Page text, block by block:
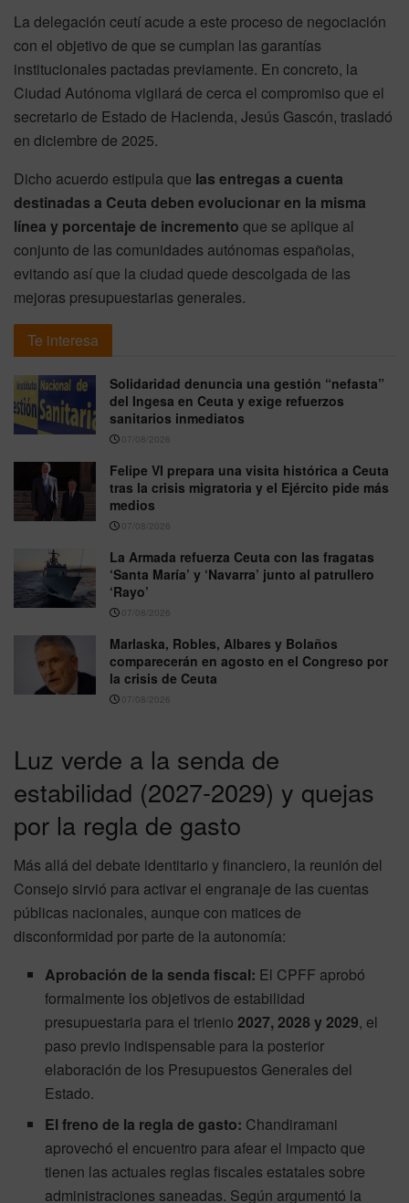
La delegación ceutí acude a este proceso de negociación
con el objetivo de que se cumplan las garantías
institucionales pactadas previamente. En concreto, la
Ciudad Autónoma vigilará de cerca el compromiso que el
secretario de Estado de Hacienda, Jesús Gascón, trasladó
en diciembre de 2025.
Dicho acuerdo estipula que las entregas a cuenta
destinadas a Ceuta deben evolucionar en la misma
línea y porcentaje de incremento que se aplique al
conjunto de las comunidades autónomas españolas,
evitando así que la ciudad quede descolgada de las
mejoras presupuestarias generales.
Te interesa
Solidaridad denuncia una gestión “nefasta”
del Ingesa en Ceuta y exige refuerzos
sanitarios inmediatos
07/08/2026
Felipe VI prepara una visita histórica a Ceuta
tras la crisis migratoria y el Ejército pide más
medios
07/08/2026
La Armada refuerza Ceuta con las fragatas
‘Santa María’ y ‘Navarra’ junto al patrullero
‘Rayo’
07/08/2026
Marlaska, Robles, Albares y Bolaños
comparecerán en agosto en el Congreso por
la crisis de Ceuta
07/08/2026
Luz verde a la senda de
estabilidad (2027-2029) y quejas
por la regla de gasto
Más allá del debate identitario y financiero, la reunión del
Consejo sirvió para activar el engranaje de las cuentas
públicas nacionales, aunque con matices de
disconformidad por parte de la autonomía:
Aprobación de la senda fiscal: El CPFF aprobó
formalmente los objetivos de estabilidad
presupuestaria para el trienio2027, 2028 y 2029, el
paso previo indispensable para la posterior
elaboración de los Presupuestos Generales del
Estado.
El freno de la regla de gasto: Chandiramani
aprovechó el encuentro para afear el impacto que
tienen las actuales reglas fiscales estatales sobre
administraciones saneadas. Según argumentó la